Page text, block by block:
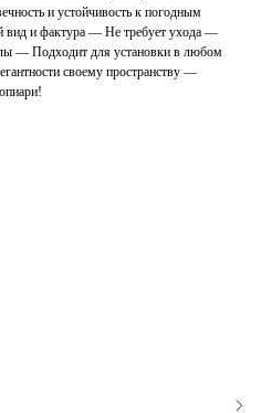
и устойчивость к погодным
и фактура — Не требует ухода —
— Подходит для установки в любом
своему пространству —